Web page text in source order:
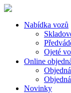
Nabídka vozů
Ojeté
Online
Novinky